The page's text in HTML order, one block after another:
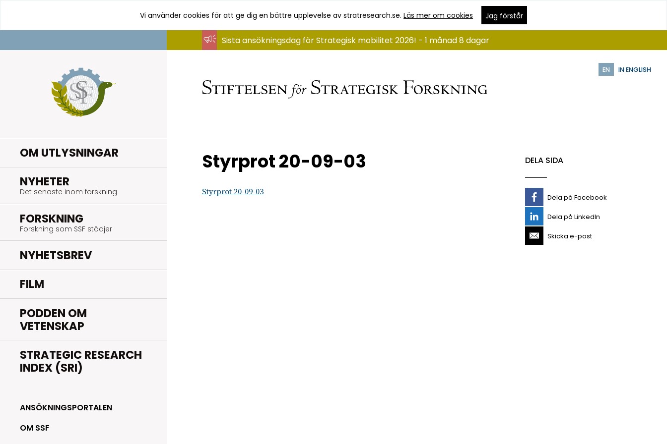
innehåll
Vi använder cookies för att ge dig en bättre upplevelse av stratresearch.se.Läs mer om cookies Jag förstår
EN IN ENGLISH
OM UTLYSNINGAR
NYHETER
Det senaste inom forskning
FORSKNING
Forskning som SSF stödjer
NYHETSBREV
FILM
PODDEN OM
VETENSKAP
STRATEGIC RESEARCH
INDEX (SRI)
ANSÖKNINGSPORTALEN
OM SSF
Sista ansökningsdag för Strategisk mobilitet 2026! - 1 månad 8 dagar
Styrprot 20-09-03
Styrprot 20-09-03
DELA SIDA
Dela på Facebook
Dela på LinkedIn
Skicka e-post